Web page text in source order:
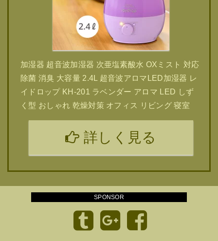
加湿器 超音波加湿器 次亜塩素酸水 OXミスト 対応
除菌 消臭 大容量 2.4L 超音波アロマLED加湿器 レ
イドロップ KH-201 ラベンダー アロマ LED しず
く型 おしゃれ 乾燥対策 オフィス リビング 寝室
詳しく見る
SPONSOR